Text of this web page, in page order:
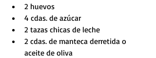
2 huevos
4 cdas. de azúcar
2 tazas chicas de leche
2 cdas. de manteca derretida o
aceite de oliva